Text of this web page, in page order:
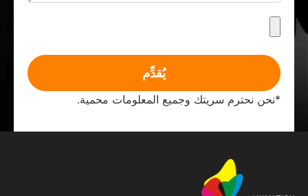
يُقدِّم
*نحن نحترم سريتك وجميع المعلومات محمية.